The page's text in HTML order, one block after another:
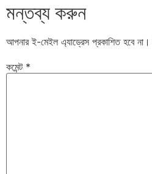
মন্তব্য করুন
আপনার ই-মেইল এ্যাড্রেস প্রকাশিত হবে না।
কমেন্ট *